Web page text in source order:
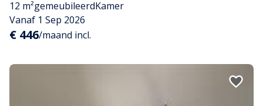
12 m²gemeubileerdKamer
Vanaf 1 Sep 2026
€ 446/maand incl.